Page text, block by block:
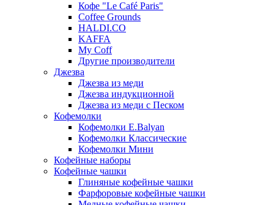
Кофе "Le Café Paris"
Coffee Grounds
HALDI.CO
KAFFA
My Coff
Другие производители
Джезва
Джезва из меди
Джезва индукционной
Джезва из меди с Песком
Кофемолки
Кофемолки E.Balyan
Кофемолки Классические
Кофемолки Мини
Кофейные наборы
Кофейные чашки
Глиняные кофейные чашки
Фарфоровые кофейные чашки